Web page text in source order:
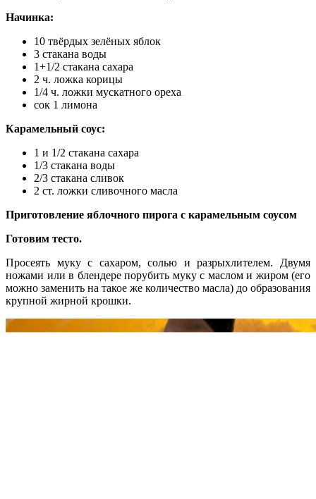
Начинка:
10 твёрдых зелёных яблок
3 стакана воды
1+1/2 стакана сахара
2 ч. ложка корицы
1/4 ч. ложки мускатного ореха
сок 1 лимона
Карамельный соус:
1 и 1/2 стакана сахара
1/3 стакана воды
2/3 стакана сливок
2 ст. ложки сливочного масла
Приготовление яблочного пирога c карамельным соусом
Готовим тесто.
Просеять муку с сахаром, солью и разрыхлителем. Двумя
ножами или в блендере порубить муку с маслом и жиром (его
можно заменить на такое же количество масла) до образования
крупной жирной крошки.